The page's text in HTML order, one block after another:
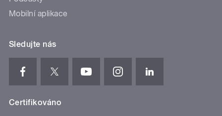
Mobilní aplikace
Sledujte nás
Certifikováno